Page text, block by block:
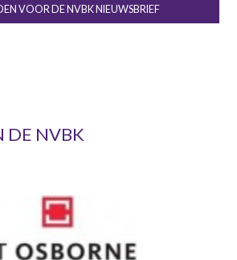
VOOR DE NVBK NIEUWSBRIEF
DE NVBK